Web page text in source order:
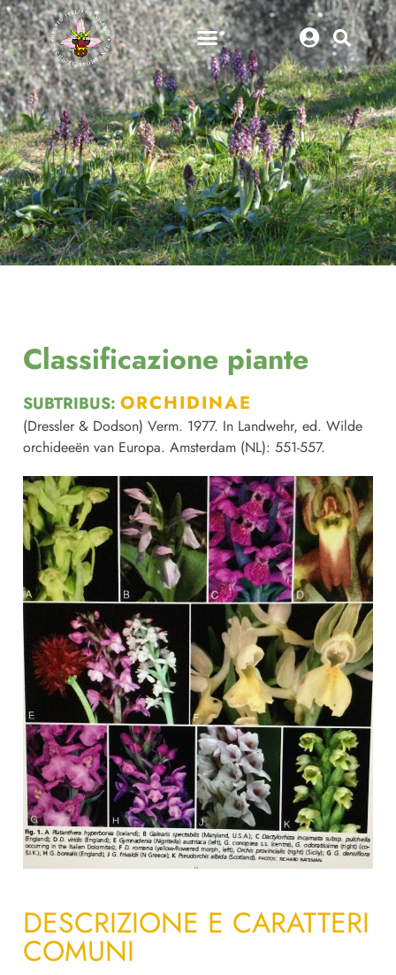
Classificazione piante
SUBTRIBUS: ORCHIDINAE
(Dressler & Dodson) Verm. 1977. In Landwehr, ed. Wilde
orchideeën van Europa. Amsterdam (NL): 551-557.
DESCRIZIONE E CARATTERI
COMUNI